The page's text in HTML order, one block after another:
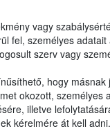
vagy
fel, személyes adatait
szerv vagy
hogy másnak
okozott, személyes
illetve
kérelmére át kell adni.